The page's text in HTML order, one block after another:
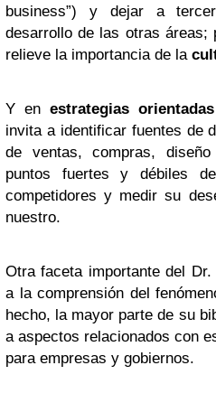
business”) y dejar a
desarrollo de las otras áreas;
relieve la importancia de la
Y enestrategias
invita a identificar fuentes de
de ventas, compras,
puntos fuertes y débiles
competidores y medir su
nuestro.
Otra faceta importante del
a la comprensión del
hecho, la mayor parte de su
a aspectos relacionados con
para empresas y gobiernos.